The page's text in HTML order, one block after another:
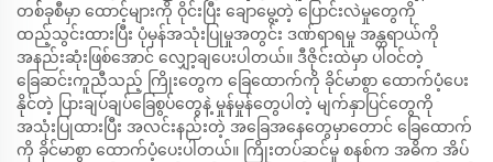
တစ်ခုစီမှာ ထောင့်များကို ဝိုင်းပြီး ချောမွေ့တဲ့ ပြောင်းလဲမှုတွေကို
ထည့်သွင်းထားပြီး ပုံမှန်အသုံးပြုမှုအတွင်း ဒဏ်ရာရမှု အန္တရာယ်ကို
အနည်းဆုံးဖြစ်အောင် လျှော့ချပေးပါတယ်။ ဒီဇိုင်းထဲမှာ ပါဝင်တဲ့
ခြေဆင်းကူညီသည့် ကြိုးတွေက ခြေထောက်ကို ခိုင်မာစွာ ထောက်ပံ့ပေး
နိုင်တဲ့ ပြားချပ်ချပ်ခြေစွပ်တွေနဲ့ မှုန်မှုန်တွေပါတဲ့ မျက်နှာပြင်တွေကို
အသုံးပြုထားပြီး အလင်းနည်းတဲ့ အခြေအနေတွေမှာတောင် ခြေထောက်
ကို ခိုင်မာစွာ ထောက်ပံ့ပေးပါတယ်။ ကြိုးတပ်ဆင်မှု စနစ်က အဓိက အိပ်